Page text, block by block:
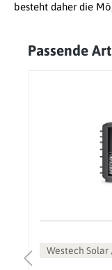
besteht daher die
Produktgalerie
Passende
Westech Solar